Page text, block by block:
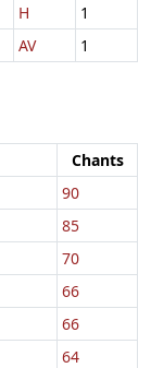
H
1
AV 1
Chants
90
85
70
66
66
64